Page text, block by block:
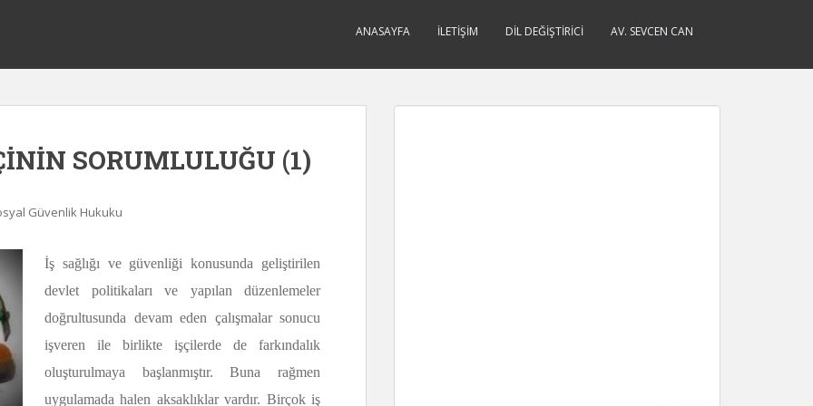
ANASAYFA İLETIŞIM DIL DEĞIŞTIRICI AV. SEVCEN CAN
SORUMLULUĞU (1)
Güvenlik Hukuku
İş sağlığı ve güvenliği konusunda geliştirilen
devlet politikaları ve yapılan düzenlemeler
doğrultusunda devam eden çalışmalar sonucu
işveren ile birlikte işçilerde de farkındalık
oluşturulmaya başlanmıştır. Buna rağmen
uygulamada halen aksaklıklar vardır. Birçok iş